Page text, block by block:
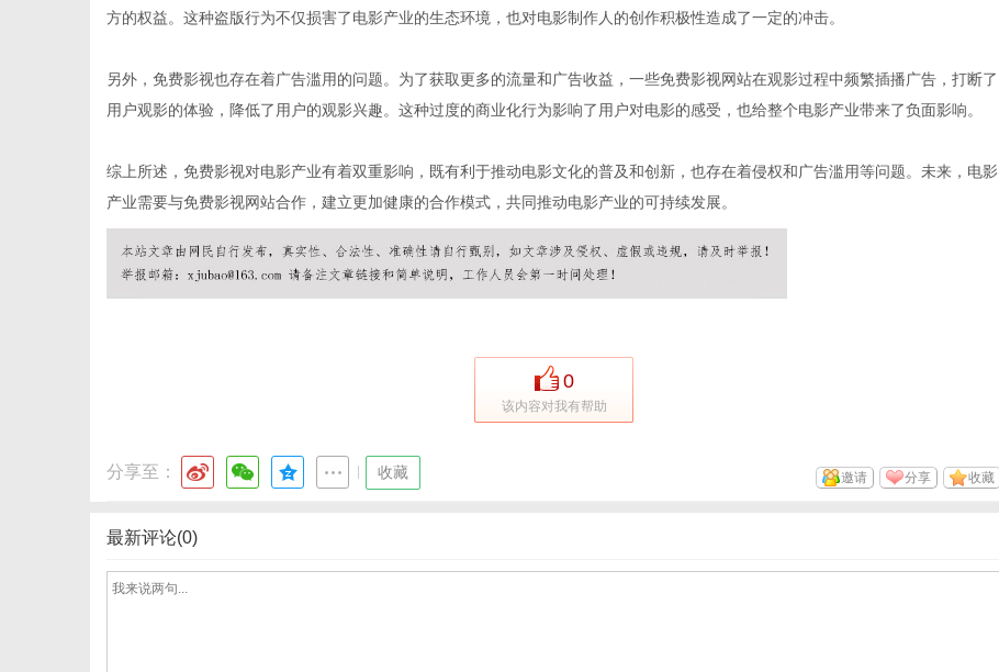
方的权益。这种盗版行为不仅损害了电影产业的生态环境，也对电影制作人的创作积极性造成了一定的冲击。
另外，免费影视也存在着广告滥用的问题。为了获取更多的流量和广告收益，一些免费影视网站在观影过程中频繁插播广告，打断了
用户观影的体验，降低了用户的观影兴趣。这种过度的商业化行为影响了用户对电影的感受，也给整个电影产业带来了负面影响。
综上所述，免费影视对电影产业有着双重影响，既有利于推动电影文化的普及和创新，也存在着侵权和广告滥用等问题。未来，电影
产业需要与免费影视网站合作，建立更加健康的合作模式，共同推动电影产业的可持续发展。
0
该内容对我有帮助
分享至： 收藏 收藏
分享
邀请
最新评论(0)